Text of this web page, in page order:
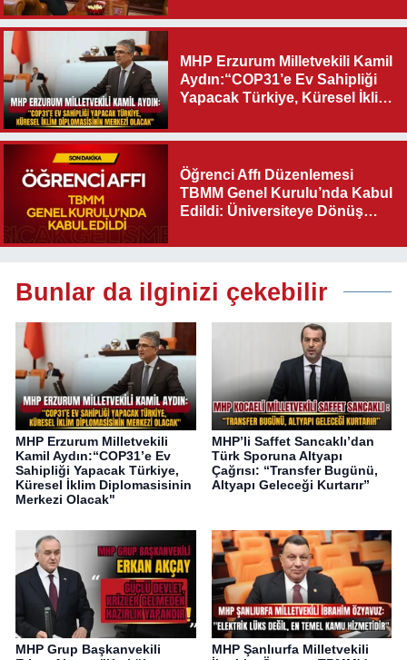
MHP Erzurum Milletvekili Kamil
Aydın:“COP31’e Ev Sahipliği
Yapacak Türkiye, Küresel İklim
Olacak"
Öğrenci Affı Düzenlemesi
TBMM Genel Kurulu’nda Kabul
Edildi: Üniversiteye Dönüş
Bunlar da ilginizi çekebilir
MHP Erzurum Milletvekili
Kamil Aydın:“COP31’e Ev
Sahipliği Yapacak Türkiye,
Küresel İklim Diplomasisinin
Merkezi Olacak"
MHP’li Saffet Sancaklı’dan
Türk Sporuna Altyapı
Çağrısı: “Transfer Bugünü,
Altyapı Geleceği Kurtarır”
MHP Grup Başkanvekili
MHP Şanlıurfa Milletvekili